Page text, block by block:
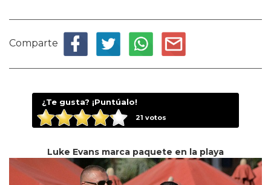
Comparte
¿Te gusta? ¡Puntúalo!
21 votos
Luke Evans marca paquete en la playa